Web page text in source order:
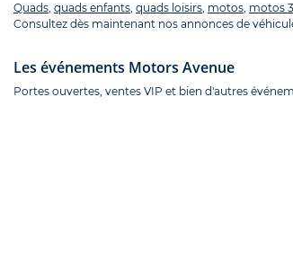
Quads, quads enfants, quads loisirs, motos, motos
Consultez dès maintenant nos annonces de
Les événements Motors Avenue
Portes ouvertes, ventes VIP et bien d'autres